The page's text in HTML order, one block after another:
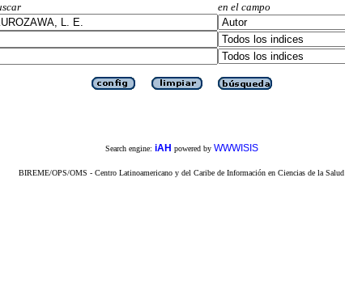
en el campo
Search engine: iAH powered by WWWISIS
BIREME/OPS/OMS - Centro Latinoamericano y del Caribe de Información en Ciencias de la Salud